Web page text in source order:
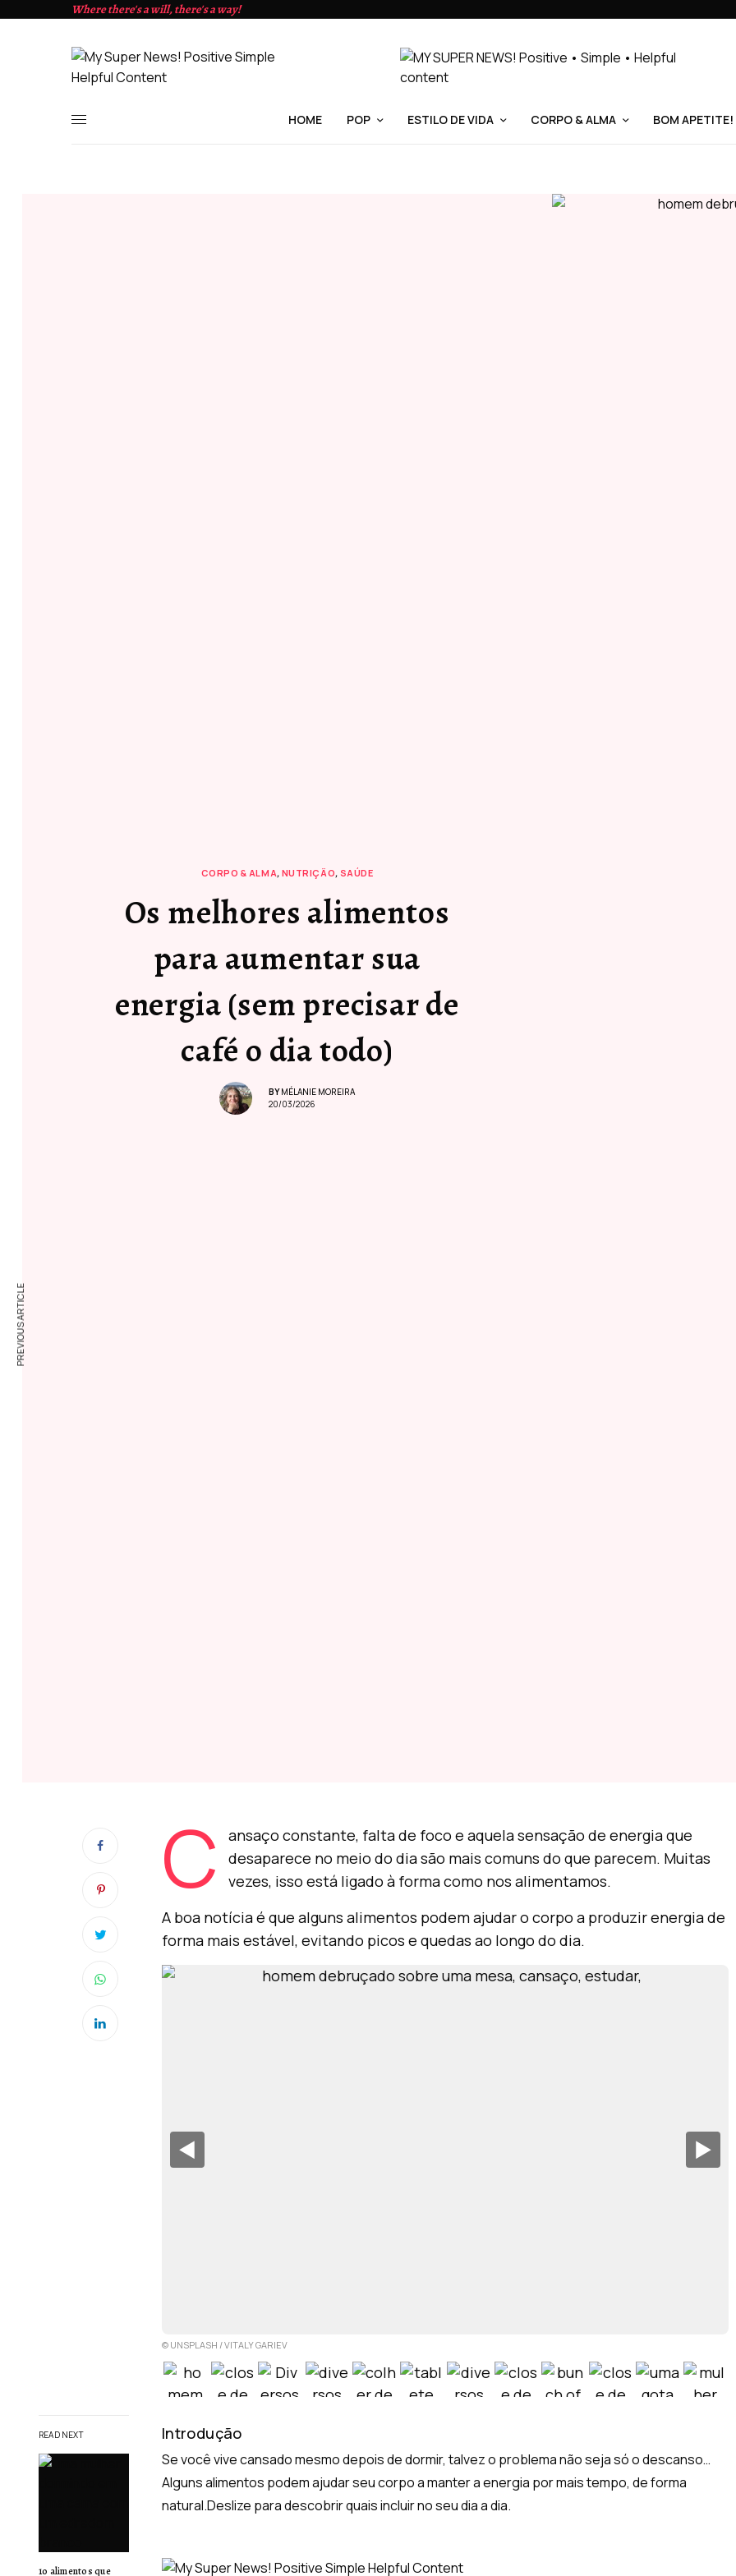
Where there's a will, there's a way!
HOME POP ESTILO DE VIDA CORPO & ALMA BOM APETITE!
CORPO & ALMA, NUTRIÇÃO, SAÚDE
Os melhores alimentos
para aumentar sua
energia (sem precisar de
café o dia todo)
BY MÉLANIE MOREIRA
20/03/2026
READ NEXT
10 alimentos que
C
ansaço constante, falta de foco e aquela sensação de energia que
desaparece no meio do dia são mais comuns do que parecem. Muitas
vezes, isso está ligado à forma como nos alimentamos.
A boa notícia é que alguns alimentos podem ajudar o corpo a produzir energia de
forma mais estável, evitando picos e quedas ao longo do dia.
◀︎ ▶︎
© UNSPLASH / VITALY GARIEV
Introdução
Se você vive cansado mesmo depois de dormir, talvez o problema não seja só o descanso…
Alguns alimentos podem ajudar seu corpo a manter a energia por mais tempo, de forma
natural.Deslize para descobrir quais incluir no seu dia a dia.
PREVIOUS ARTICLE